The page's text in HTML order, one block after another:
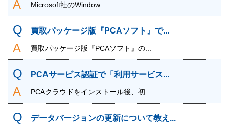
Microsoft社のWindow...
買取パッケージ版『PCAソフト』で...
買取パッケージ版『PCAソフト』の...
PCAサービス認証で「利用サービス...
PCAクラウドをインストール後、初...
データバージョンの更新について教え...